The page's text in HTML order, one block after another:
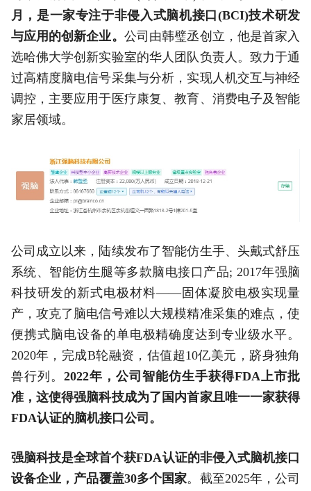
月，是一家专注于非侵入式脑机接口(BCI)技术研发
与应用的创新企业。 公司由韩璧丞创立，他是首家入
选哈佛大学创新实验室的华人团队负责人。致力于通
过高精度脑电信号采集与分析，实现人机交互与神经
调控，主要应用于医疗康复、教育、消费电子及智能
家居领域。
公司成立以来，陆续发布了智能仿生手、头戴式舒压
系统、智能仿生腿等多款脑电接口产品; 2017年强脑
科技研发的新式电极材料——固体凝胶电极实现量
产，攻克了脑电信号难以大规模精准采集的难点，使
便携式脑电设备的单电极精确度达到专业级水平。
2020年，完成B轮融资，估值超10亿美元，跻身独角
兽行列。 2022年，公司智能仿生手获得FDA上市批
准，这使得强脑科技成为了国内首家且唯一一家获得
FDA认证的脑机接口公司。
强脑科技是全球首个获FDA认证的非侵入式脑机接口
设备企业，产品覆盖30多个国家。截至2025年，公司